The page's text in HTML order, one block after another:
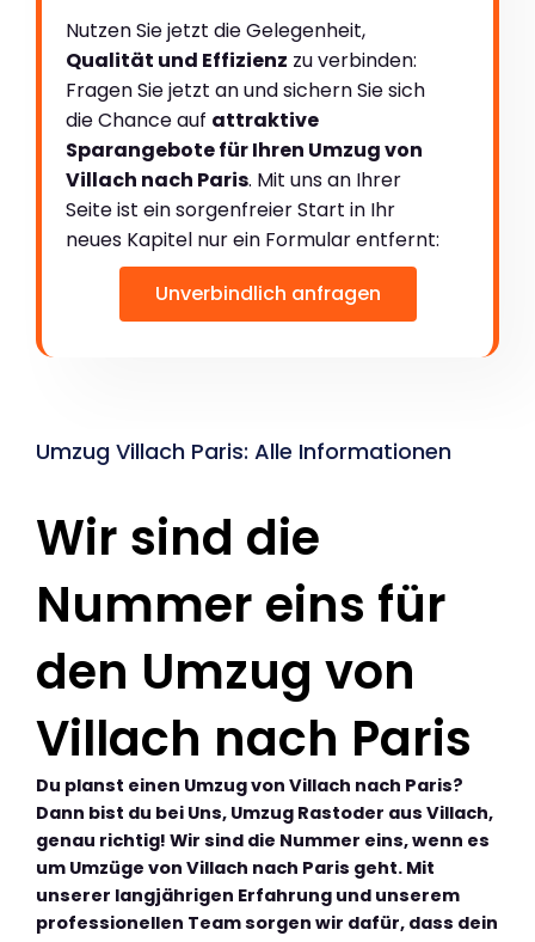
Nutzen Sie jetzt die Gelegenheit,
Qualität und Effizienz zu verbinden:
Fragen Sie jetzt an und sichern Sie sich
die Chance auf attraktive
Sparangebote für Ihren Umzug von
Villach nach Paris. Mit uns an Ihrer
Seite ist ein sorgenfreier Start in Ihr
neues Kapitel nur ein Formular entfernt:
Unverbindlich anfragen
Umzug Villach Paris: Alle Informationen
Wir sind die
Nummer eins für
den Umzug von
Villach nach Paris
Du planst einen Umzug von Villach nach Paris?
Dann bist du bei Uns, Umzug Rastoder aus Villach,
genau richtig! Wir sind die Nummer eins, wenn es
um Umzüge von Villach nach Paris geht. Mit
unserer langjährigen Erfahrung und unserem
professionellen Team sorgen wir dafür, dass dein